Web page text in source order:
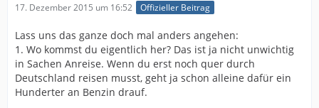
17. Dezember 2015 um 16:52 Offizieller Beitrag
Lass uns das ganze doch mal anders angehen:
1. Wo kommst du eigentlich her? Das ist ja nicht unwichtig
in Sachen Anreise. Wenn du erst noch quer durch
Deutschland reisen musst, geht ja schon alleine dafür ein
Hunderter an Benzin drauf.